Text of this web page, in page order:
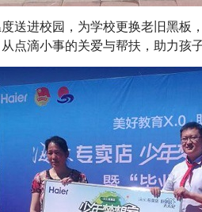
进校园，为学校更换老旧黑板
点滴小事的关爱与帮扶，助力孩